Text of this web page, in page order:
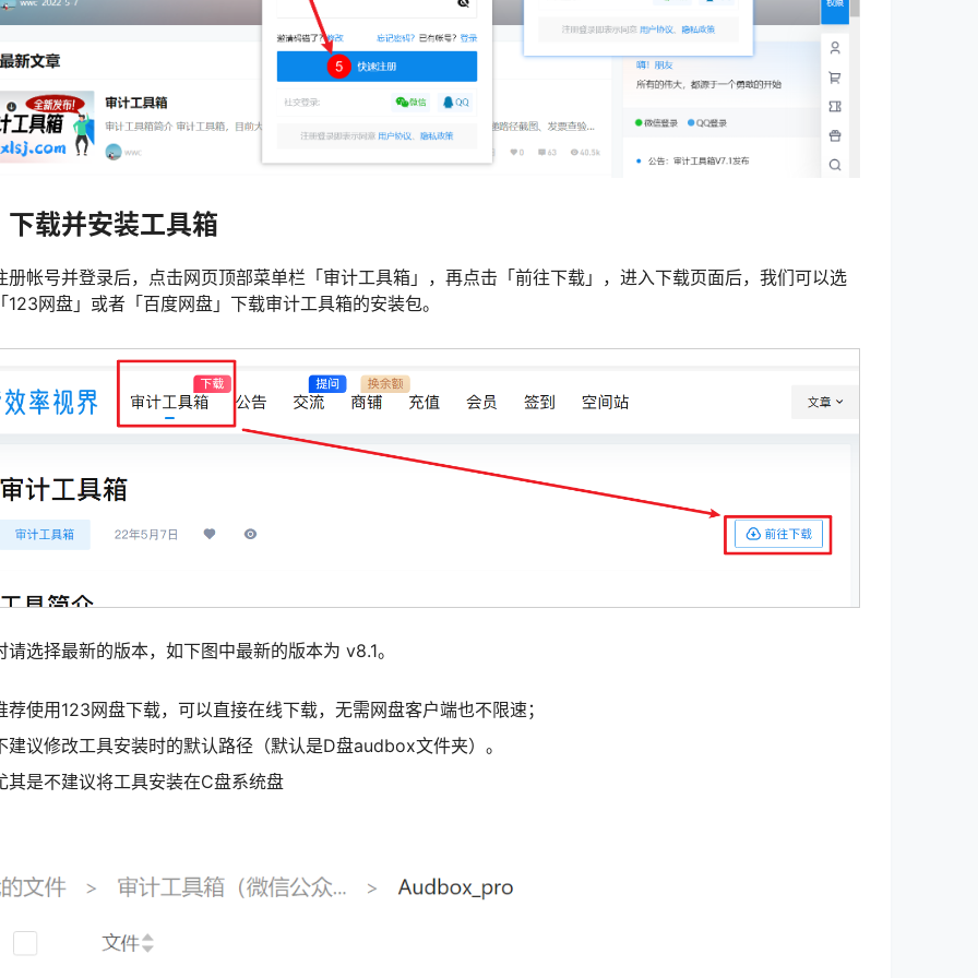
下载并安装工具箱
册帐号并登录后，点击网页顶部菜单栏「审计工具箱」，再点击「前往下载」，进入下载页面后，我们可以选
123网盘」或者「百度网盘」下载审计工具箱的安装包。
请选择最新的版本，如下图中最新的版本为 v8.1。
荐使用123网盘下载，可以直接在线下载，无需网盘客户端也不限速；
建议修改工具安装时的默认路径（默认是D盘audbox文件夹）。
其是不建议将工具安装在C盘系统盘